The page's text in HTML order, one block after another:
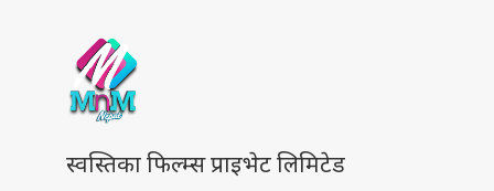
स्वस्तिका फिल्म्स प्राइभेट लिमिटेड